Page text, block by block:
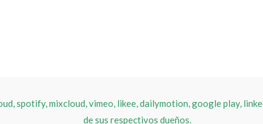
spotify, mixcloud, vimeo, likee, dailymotion, google play,
de sus respectivos dueños.